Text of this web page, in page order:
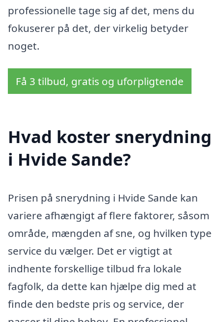
professionelle tage sig af det, mens du
fokuserer på det, der virkelig betyder
noget.
Få 3 tilbud, gratis og uforpligtende
Hvad koster snerydning
i Hvide Sande?
Prisen på snerydning i Hvide Sande kan
variere afhængigt af flere faktorer, såsom
område, mængden af sne, og hvilken type
service du vælger. Det er vigtigt at
indhente forskellige tilbud fra lokale
fagfolk, da dette kan hjælpe dig med at
finde den bedste pris og service, der